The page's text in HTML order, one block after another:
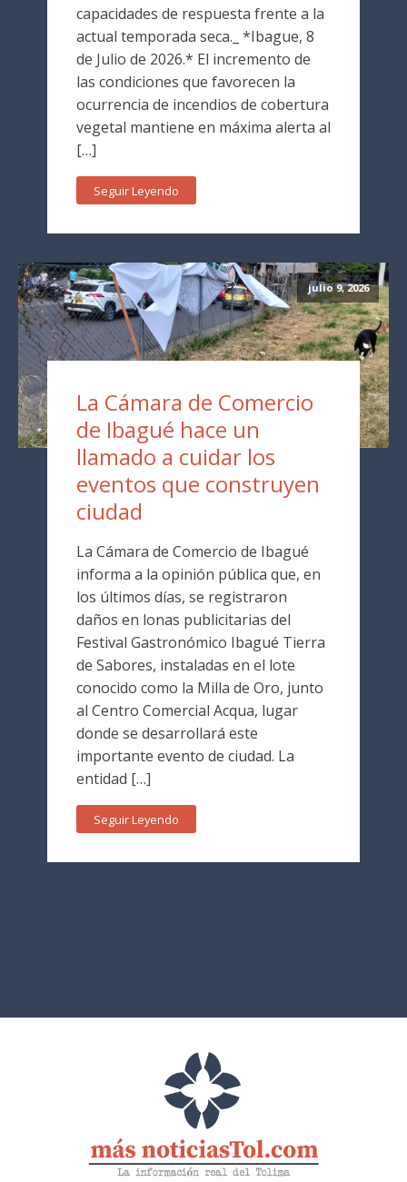
capacidades de respuesta frente a la
actual temporada seca._ *Ibague, 8
de Julio de 2026.* El incremento de
las condiciones que favorecen la
ocurrencia de incendios de cobertura
vegetal mantiene en máxima alerta al
[…]
Seguir Leyendo
julio 9, 2026
La Cámara de Comercio
de Ibagué hace un
llamado a cuidar los
eventos que construyen
ciudad
La Cámara de Comercio de Ibagué
informa a la opinión pública que, en
los últimos días, se registraron
daños en lonas publicitarias del
Festival Gastronómico Ibagué Tierra
de Sabores, instaladas en el lote
conocido como la Milla de Oro, junto
al Centro Comercial Acqua, lugar
donde se desarrollará este
importante evento de ciudad. La
entidad […]
Seguir Leyendo